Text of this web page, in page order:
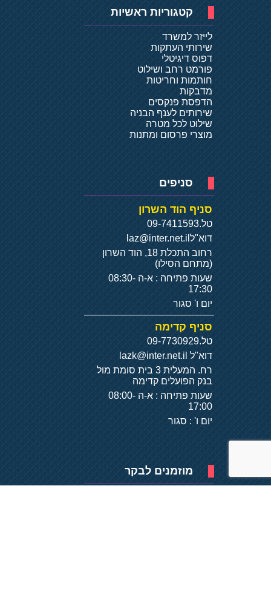
קטגוריות ראשיות
לייזר למשרד
שירותי העתקות
דפוס דיגיטלי
פורמט רחב ושילוט
חותמות וחריטות
מדבקות
הדפסת פנקסים
שירותים לענף הבניה
שילוט לכל מטרה
מוצרי פרסום ומתנות
סניפים
סניף הוד השרון
טל.09-7411593
דוא"ל laz@inter.net.il
רחוב התכלת 18, הוד השרון
(מתחם הסילו)
שעות פתיחה : א-ה 08:30-
17:30
יום ו' סגור
סניף קדימה
טל.09-7730929
דוא"ל
רח. המעלית 3 בית סומת מול
בנק הפועלים קדימה
שעות פתיחה : א-ה 08:00-
17:00
יום ו' : סגור
מוזמנים לבקר